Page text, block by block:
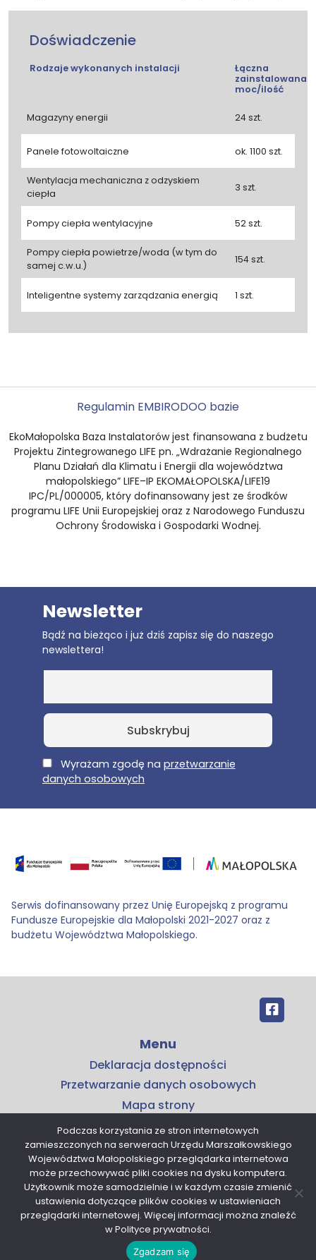
Doświadczenie
Rodzaje wykonanych instalacji
Łączna
zainstalowana
moc/ilość
Magazyny energii 24 szt.
Panele fotowoltaiczne ok. 1100 szt.
Wentylacja mechaniczna z odzyskiem
ciepła
3 szt.
Pompy ciepła wentylacyjne 52 szt.
Pompy ciepła powietrze/woda (w tym do
samej c.w.u.)
154 szt.
Inteligentne systemy zarządzania energią 1 szt.
Regulamin EMBIRODOO bazie
EkoMałopolska Baza Instalatorów jest finansowana z budżetu
Projektu Zintegrowanego LIFE pn. „Wdrażanie Regionalnego
Planu Działań dla Klimatu i Energii dla województwa
małopolskiego” LIFE–IP EKOMAŁOPOLSKA/LIFE19
IPC/PL/000005, który dofinansowany jest ze środków
programu LIFE Unii Europejskiej oraz z Narodowego Funduszu
Ochrony Środowiska i Gospodarki Wodnej.
Newsletter
Bądź na bieżąco i już dziś zapisz się do naszego
newslettera!
E-MailWyrażam zgodę na przetwarzanie
danych osobowych
Serwis dofinansowany przez Unię Europejską z programu
Fundusze Europejskie dla Małopolski 2021-2027 oraz z
budżetu Województwa Małopolskiego.
Menu
Deklaracja dostępności
Przetwarzanie danych osobowych
Mapa strony
Kontakt
Kontakt
Małopolskie Centrum Przedsiębiorczości
ul. Armii Krajowej 16
30-150 Kraków
tel. 12 376 91 00
sekretariat@mcp.malopolska.pl
Podczas korzystania ze stron internetowych
zamieszczonych na serwerach Urzędu Marszałkowskiego
Województwa Małopolskiego przeglądarka internetowa
może przechowywać pliki cookies na dysku komputera.
Użytkownik może samodzielnie i w każdym czasie zmienić
ustawienia dotyczące plików cookies w ustawieniach
przeglądarki internetowej. Więcej informacji można znaleźć
w Polityce prywatności.
Zgadzam się